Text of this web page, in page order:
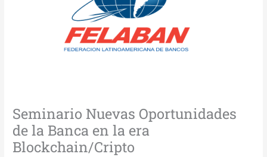
Seminario Nuevas Oportunidades
de la Banca en la era
Blockchain/Cripto